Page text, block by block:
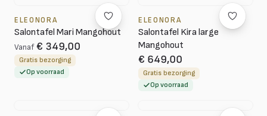
ELEONORA
Salontafel Mari Mangohout
Vanaf € 349,00
Gratis bezorging
Op voorraad
ELEONORA
Salontafel Kira large
Mangohout
€ 649,00
Gratis bezorging
Op voorraad